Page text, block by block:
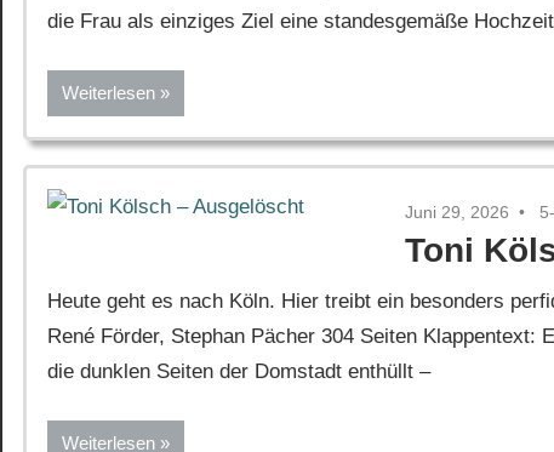
die Frau als einziges Ziel eine standesgemäße
Weiterlesen
Juni 29, 2026
Toni
Heute geht es nach Köln. Hier treibt ein besonders
René Förder, Stephan Pächer 304 Seiten
die dunklen Seiten der Domstadt enthüllt –
Weiterlesen